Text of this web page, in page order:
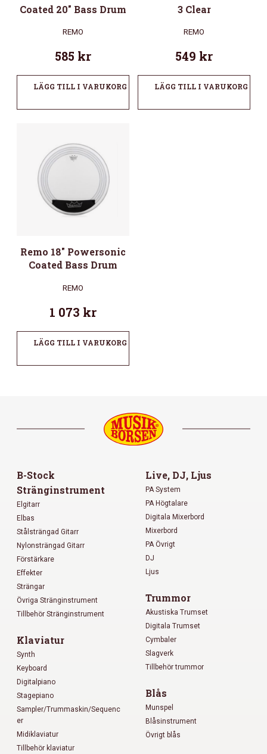
Coated 20″ Bass Drum
REMO
585 kr
LÄGG TILL I VARUKORG
3 Clear
REMO
549 kr
LÄGG TILL I VARUKORG
Remo 18″ Powersonic
Coated Bass Drum
REMO
1 073 kr
LÄGG TILL I VARUKORG
B-Stock
Stränginstrument
Elgitarr
Elbas
Stålsträngad Gitarr
Nylonsträngad Gitarr
Förstärkare
Effekter
Strängar
Övriga Stränginstrument
Tillbehör Stränginstrument
Klaviatur
Synth
Keyboard
Digitalpiano
Stagepiano
Sampler/Trummaskin/Sequenc
er
Midiklaviatur
Tillbehör klaviatur
Live, DJ, Ljus
PA System
PA Högtalare
Digitala Mixerbord
Mixerbord
PA Övrigt
DJ
Ljus
Trummor
Akustiska Trumset
Digitala Trumset
Cymbaler
Slagverk
Tillbehör trummor
Blås
Munspel
Blåsinstrument
Övrigt blås